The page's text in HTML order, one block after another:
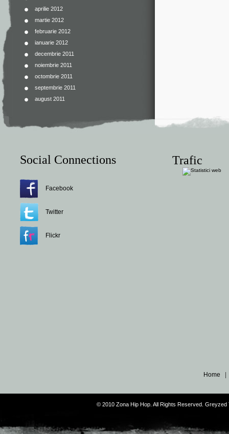
aprilie 2012
martie 2012
februarie 2012
ianuarie 2012
decembrie 2011
noiembrie 2011
octombrie 2011
septembrie 2011
august 2011
Social Connections
Facebook
Twitter
Flickr
Trafic
Home
© 2010 Zona Hip Hop. All Rights Reserved.